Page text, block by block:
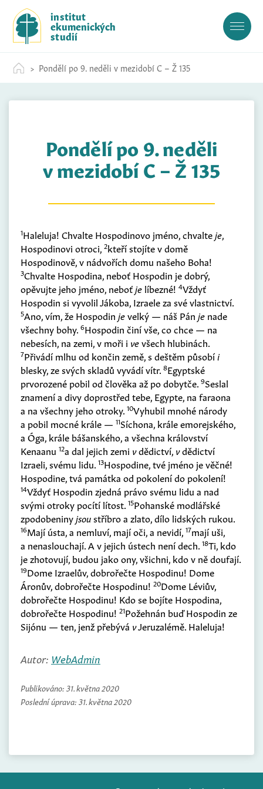
c
institut
ekumenických
studií
Pondělí po 9. neděli v mezidobí C – Ž 135
Pondělí po 9. neděli
v mezidobí C – Ž 135
1Haleluja! Chvalte Hospodinovo jméno, chvalteje,
Hospodinovi otroci, 2kteří stojíte v domě
Hospodinově, v nádvořích domu našeho Boha!
3Chvalte Hospodina, neboť Hospodin je dobrý,
opěvujte jeho jméno, neboťje líbezné! 4Vždyť
Hospodin si vyvolil Jákoba, Izraele za své vlastnictví.
5Ano, vím, že Hospodin jevelký — náš Pán je nade
všechny bohy. 6Hospodin činí vše, co chce — na
nebesích, na zemi, v moři i vevšech hlubinách.
7Přivádí mlhu od končin země, s deštěm působíi
blesky, ze svých skladů vyvádí vítr. 8Egyptské
prvorozené pobil od člověka až po dobytče. 9Seslal
znamení a divy doprostřed tebe, Egypte, na faraona
a na všechny jeho otroky. 10Vyhubil mnohé národy
a pobil mocné krále — 11Síchona, krále emorejského,
a Óga, krále bášanského, a všechna království
Kenaanu 12a dal jejich zemi vdědictví, vdědictví
Izraeli, svému lidu. 13Hospodine, tvé jméno je věčné!
Hospodine, tvá památka od pokolení do pokolení!
14Vždyť Hospodin zjedná právo svému lidu a nad
svými otroky pocítí lítost. 15Pohanské modlářské
zpodobeninyjsoustříbro a zlato, dílo lidských rukou.
16Mají ústa, a nemluví, mají oči, a nevidí, 17mají uši,
a nenaslouchají. A v jejich ústech není dech. 18Ti, kdo
je zhotovují, budou jako ony, všichni, kdo v ně doufají.
19Dome Izraelův, dobrořečte Hospodinu! Dome
Áronův, dobrořečte Hospodinu! 20Dome Léviův,
dobrořečte Hospodinu! Kdo se bojíte Hospodina,
dobrořečte Hospodinu! 21Požehnán buď Hospodin ze
Sijónu — ten, jenž přebývá vJeruzalémě. Haleluja!
Autor: WebAdmin
Publikováno: 31. května 2020
Poslední úprava: 31. května 2020